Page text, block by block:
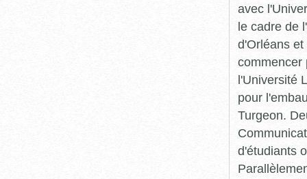
avec
le cadre de
d'Orléans
commencer
l'Université
pour
Turgeon.
d'étudiants